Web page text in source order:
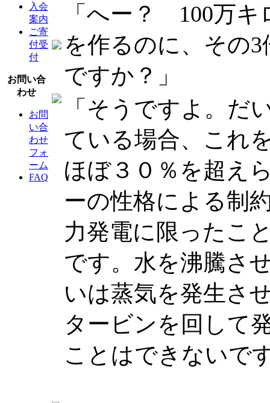
入会
案内
ご寄
付受
付
お問い合
わせ
お問
い合
わせ
フォ
ーム
FAQ
「へー？ 100万
を作るのに、その
ですか？」
「そうですよ。だ
ている場合、これ
ほぼ３０％を超え
ーの性格による制
力発電に限ったこ
です。水を沸騰さ
いは蒸気を発生さ
タービンを回して
ことはできないで